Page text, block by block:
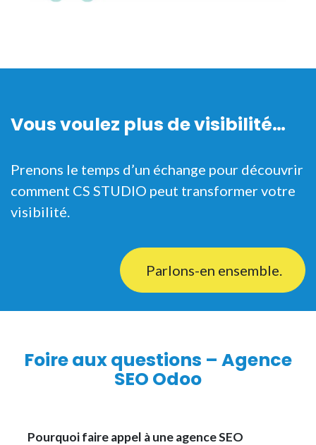
Vous voulez plus de visibilité…
Prenons le temps d’un échange pour découvrir
comment CS STUDIO peut transformer votre
visibilité.
Parlons-en ensemble.
Foire aux questions – Agence
SEO Odoo
Pourquoi faire appel à une agence SEO